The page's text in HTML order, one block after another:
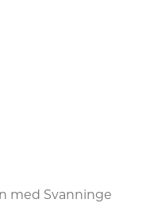
med Svanninge